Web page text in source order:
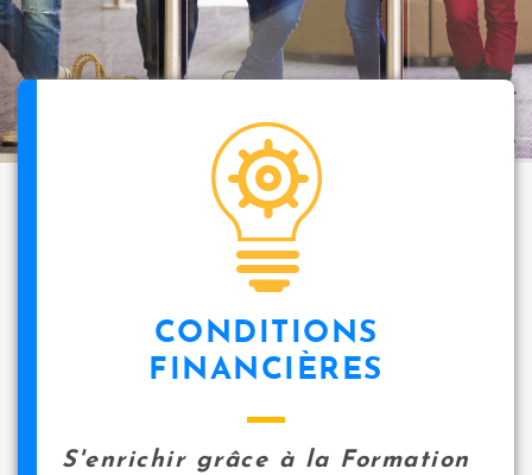
CONDITIONS
FINANCIÈRES
S'enrichir grâce à la Formation